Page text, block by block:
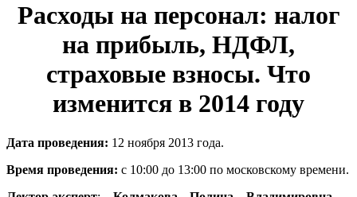
Расходы на персонал: налог
на прибыль, НДФЛ,
страховые взносы. Что
изменится в 2014 году
Дата проведения: 12 ноября 2013 года.
Время проведения: с 10:00 до 13:00 по московскому времени.